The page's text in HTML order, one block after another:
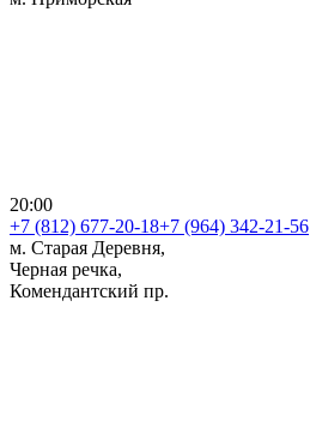
20:00
+7 (812) 677-20-18+7 (964) 342-21-56
м. Старая Деревня,
Черная речка,
Комендантский пр.